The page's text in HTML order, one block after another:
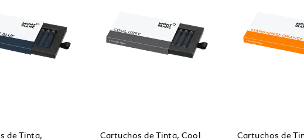
de Tinta,
Cartuchos de Tinta, Cool
Cartuchos de